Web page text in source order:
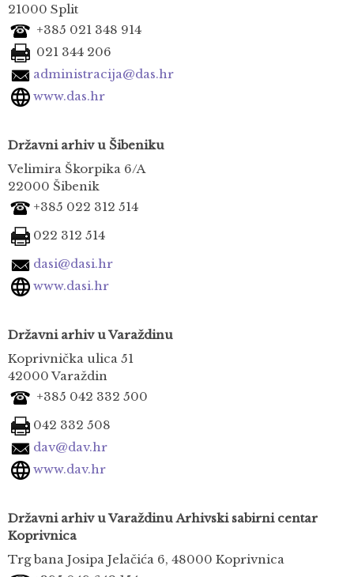
21000 Split
+385 021 348 914
021 344 206
administracija@das.hr
www.das.hr
Državni arhiv u Šibeniku
Velimira Škorpika 6/A
22000 Šibenik
+385 022 312 514
022 312 514
dasi@dasi.hr
www.dasi.hr
Državni arhiv u Varaždinu
Koprivnička ulica 51
42000 Varaždin
+385 042 332 500
042 332 508
dav@dav.hr
www.dav.hr
Državni arhiv u Varaždinu Arhivski sabirni centar
Koprivnica
Trg bana Josipa Jelačića 6, 48000 Koprivnica